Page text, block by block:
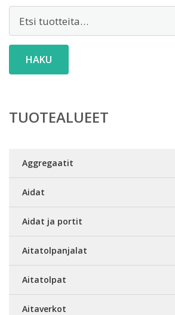
HAKU
TUOTEALUEET
Aggregaatit
Aidat
Aidat ja portit
Aitatolpanjalat
Aitatolpat
Aitaverkot